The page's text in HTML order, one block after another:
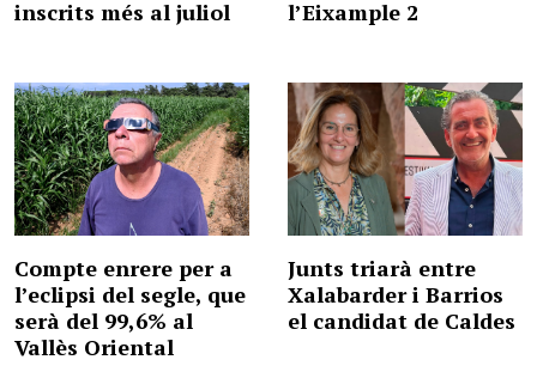
inscrits més al juliol
l’Eixample 2
Compte enrere per a
l’eclipsi del segle, que
serà del 99,6% al
Vallès Oriental
Junts triarà entre
Xalabarder i Barrios
el candidat de Caldes